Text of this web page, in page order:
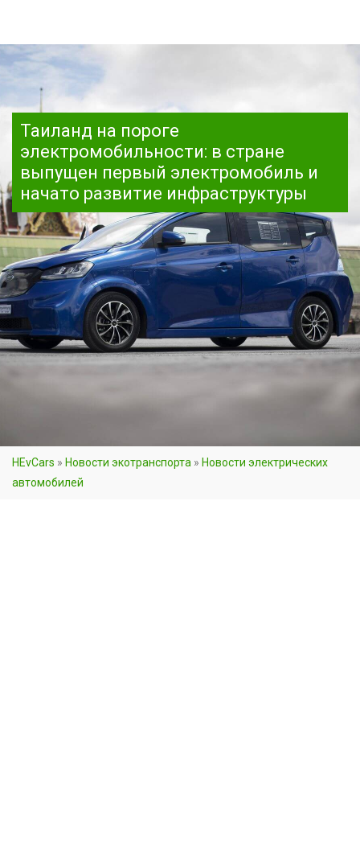
Таиланд на пороге
электромобильности: в стране
выпущен первый электромобиль и
начато развитие инфраструктуры
HEvCars » Новости экотранспорта » Новости электрических
автомобилей